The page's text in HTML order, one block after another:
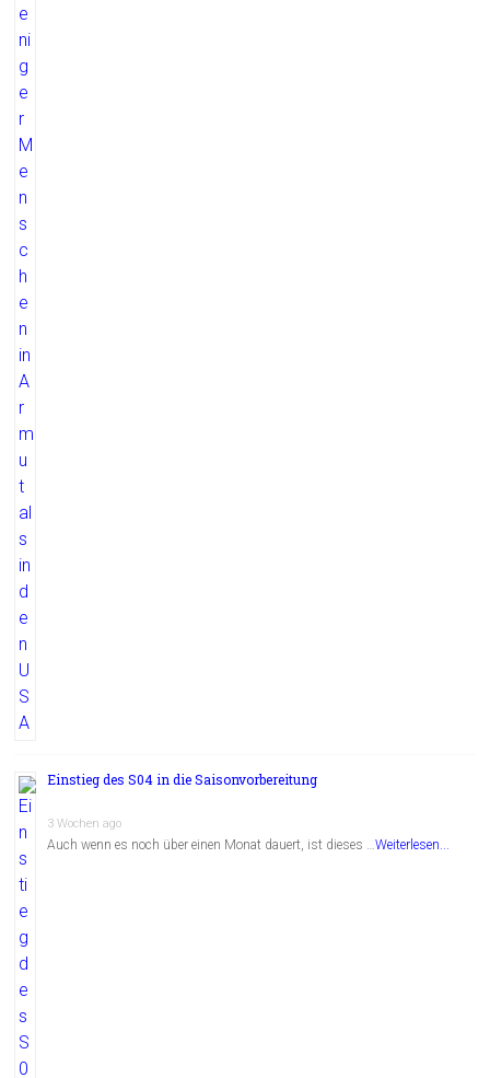
Einstieg des S04 in die Saisonvorbereitung
3 Wochen ago
Auch wenn es noch über einen Monat dauert, ist dieses …Weiterlesen...